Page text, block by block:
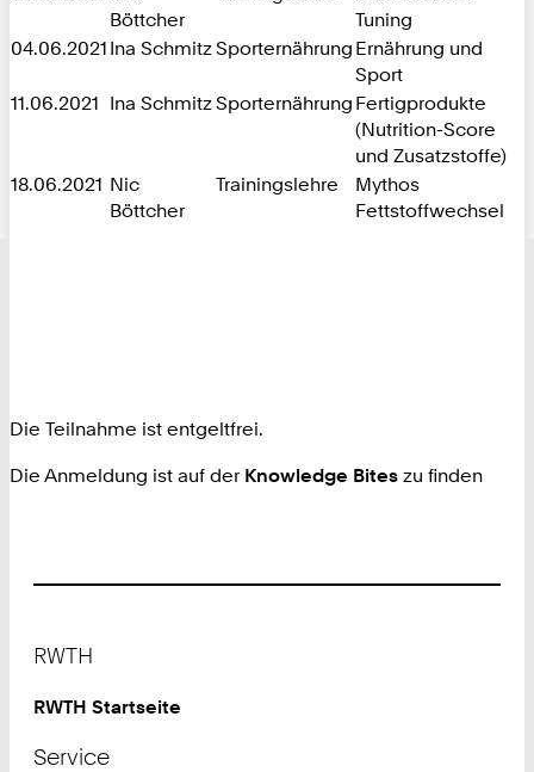
Böttcher
Tuning
04.06.2021 Ina SchmitzSporternährung Ernährung und
Sport
11.06.2021 Ina SchmitzSporternährung Fertigprodukte
(Nutrition-Score
und Zusatzstoffe)
18.06.2021 Nic
Böttcher
Trainingslehre
Mythos
Fettstoffwechsel
Die Teilnahme ist entgeltfrei.
Die Anmeldung ist auf der Knowledge Bites zu finden
RWTH
RWTH Startseite
Service